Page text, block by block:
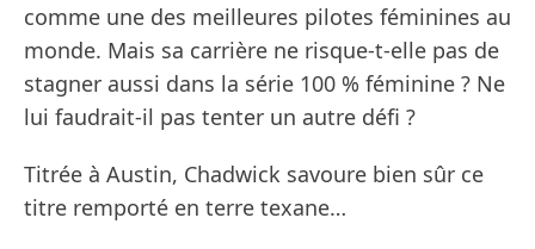
comme une des meilleures pilotes féminines au
monde. Mais sa carrière ne risque-t-elle pas de
stagner aussi dans la série 100 % féminine ? Ne
lui faudrait-il pas tenter un autre défi ?
Titrée à Austin, Chadwick savoure bien sûr ce
titre remporté en terre texane…